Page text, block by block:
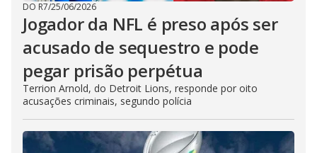
DO R7/25/06/2026
Jogador da NFL é preso após ser
acusado de sequestro e pode
pegar prisão perpétua
Terrion Arnold, do Detroit Lions, responde por oito
acusações criminais, segundo polícia